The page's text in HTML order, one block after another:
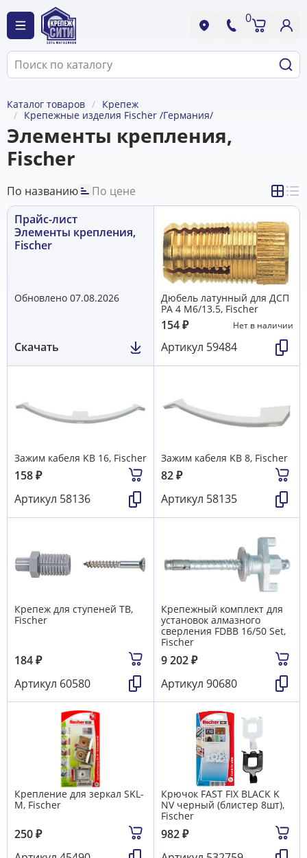
0
Каталог товаров
Крепеж
Крепежные изделия Fischer /Германия/
Элементы крепления,
Fischer
По названию
По цене
Прайс-лист
Элементы крепления,
Fischer
Обновлено 07.08.2026
Скачать
Дюбель латунный для ДСП
РА 4 М6/13.5, Fischer
154₽ Нет в наличии
Артикул 59484
Зажим кабеля KB 16, Fischer
158₽
Артикул 58136
Зажим кабеля KB 8, Fischer
82₽
Артикул 58135
Крепеж для ступеней TB,
Fischer
184₽
Артикул 60580
Крепежный комплект для
установок алмазного
сверления FDBB 16/50 Set,
Fischer
9 202₽
Артикул 90680
Крепление для зеркал SKL-
M, Fischer
250₽
Крючок FAST FIX BLACK K
NV черный (блистер 8шт),
Fischer
982₽